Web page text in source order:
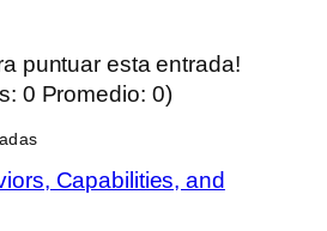
puntuar esta entrada!
0 Promedio: 0)
Capabilities, and